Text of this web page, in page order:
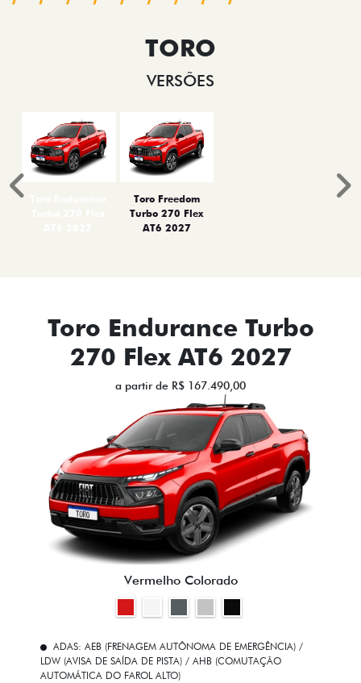
TORO
VERSÕES
Toro Freedom
Turbo 270 Flex
AT6 2027
Anterior
Toro Endurance Turbo
270 Flex AT6 2027
a partir de R$ 167.490,00
Vermelho Colorado
ADAS: AEB (FRENAGEM AUTÔNOMA DE EMERGÊNCIA) /
LDW (AVISA DE SAÍDA DE PISTA) / AHB (COMUTAÇÃO
AUTOMÁTICA DO FAROL ALTO)